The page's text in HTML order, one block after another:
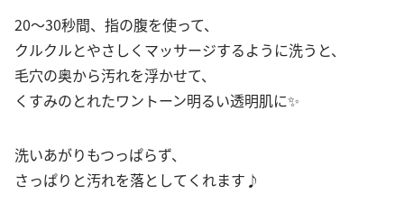
20～30秒間、指の腹を使って、
クルクルとやさしくマッサージするように洗うと、
毛穴の奥から汚れを浮かせて、
くすみのとれたワントーン明るい透明肌に✨
洗いあがりもつっぱらず、
さっぱりと汚れを落としてくれます♪